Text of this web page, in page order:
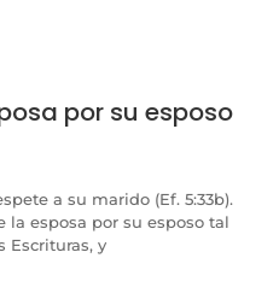
por su esposo
a su marido (Ef. 5:33b).
la esposa por su esposo tal
Escrituras, y